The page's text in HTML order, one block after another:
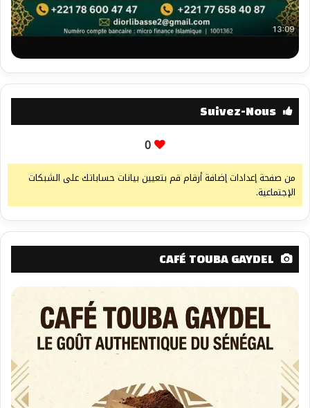
Suivez-Nous
0
من صفحة إعدادات إضافة أرقام قم بتعيين بيانات حساباتك على الشبكات
الإجتماعية.
CAFÉ TOUBA GAYDEL